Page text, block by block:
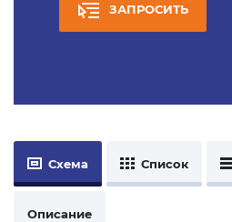
ЗАПРОСИТЬ
Схема Список
Описание